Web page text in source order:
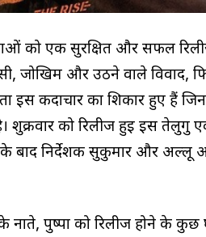
को एक सुरक्षित और सफल
जोखिम और उठने वाले विवाद,
इस कदाचार का शिकार हुए हैं
को रिलीज हुई इस तेलुगु
बाद निर्देशक सुकुमार और अल्लू
नाते, पुष्पा को रिलीज होने के कुछ